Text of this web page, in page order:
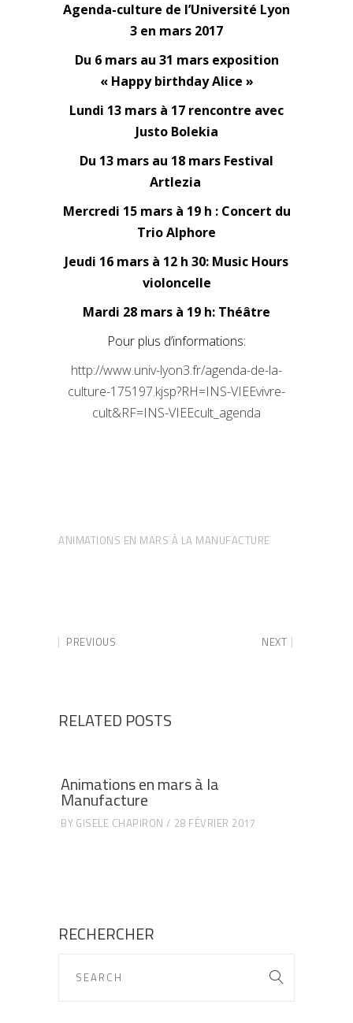
Agenda-culture de l’Université Lyon
3 en mars 2017
Du 6 mars au 31 mars exposition
« Happy birthday Alice »
Lundi 13 mars à 17 rencontre avec
Justo Bolekia
Du 13 mars au 18 mars Festival
Artlezia
Mercredi 15 mars à 19 h : Concert du
Trio Alphore
Jeudi 16 mars à 12 h 30: Music Hours
violoncelle
Mardi 28 mars à 19 h: Théâtre
Pour plus d’informations:
http://www.univ-lyon3.fr/agenda-de-la-
culture-175197.kjsp?RH=INS-VIEEvivre-
cult&RF=INS-VIEEcult_agenda
ANIMATIONS EN MARS À LA MANUFACTURE
PREVIOUS NEXT
RELATED POSTS
Animations en mars à la
Manufacture
BY GISELE CHAPIRON 28 FÉVRIER 2017
RECHERCHER